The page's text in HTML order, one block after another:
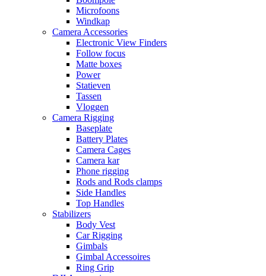
Microfoons
Windkap
Camera Accessories
Electronic View Finders
Follow focus
Matte boxes
Power
Statieven
Tassen
Vloggen
Camera Rigging
Baseplate
Battery Plates
Camera Cages
Camera kar
Phone rigging
Rods and Rods clamps
Side Handles
Top Handles
Stabilizers
Body Vest
Car Rigging
Gimbals
Gimbal Accessoires
Ring Grip